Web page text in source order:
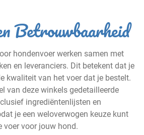
Betrouwbaarheid
hondenvoer werken samen met
en leveranciers. Dit betekent dat je
kwaliteit van het voer dat je bestelt.
van deze winkels gedetailleerde
ingrediëntenlijsten en
je een weloverwogen keuze kunt
voer voor jouw hond.